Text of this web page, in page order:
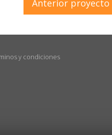
Anterior proyecto
y condiciones